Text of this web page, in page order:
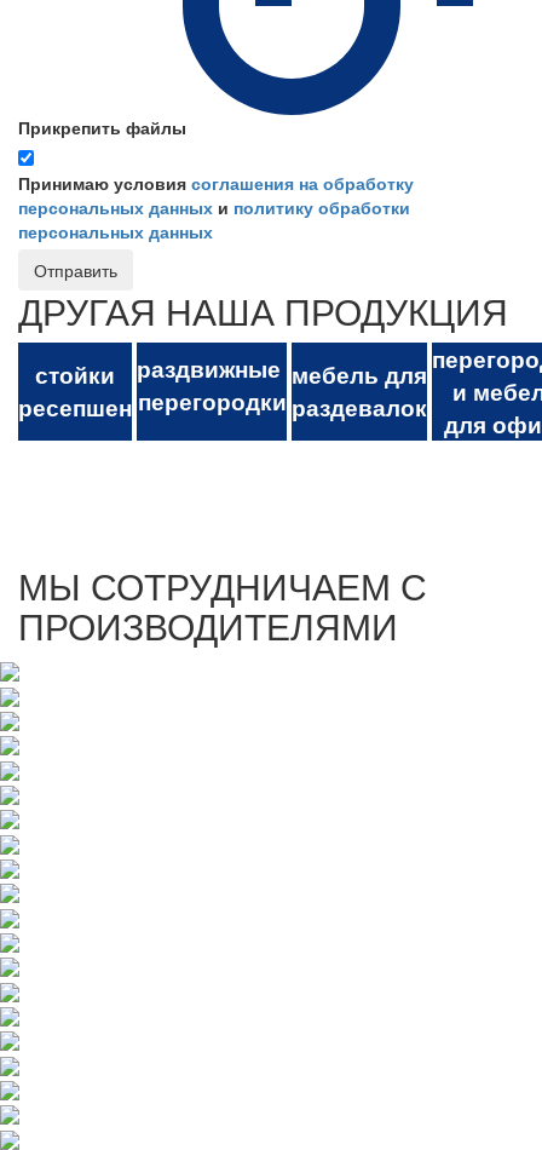
Прикрепить файлы
Принимаю условия соглашения на обработку
персональных данных и политику обработки
персональных данных
Отправить
ДРУГАЯ НАША ПРОДУКЦИЯ
стойки
ресепшен
раздвижные
перегородки
мебель для
раздевалок
и
для
МЫ СОТРУДНИЧАЕМ С
ПРОИЗВОДИТЕЛЯМИ